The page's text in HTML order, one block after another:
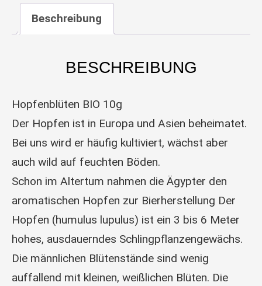
Beschreibung
BESCHREIBUNG
Hopfenblüten BIO 10g
Der Hopfen ist in Europa und Asien beheimatet.
Bei uns wird er häufig kultiviert, wächst aber
auch wild auf feuchten Böden.
Schon im Altertum nahmen die Ägypter den
aromatischen Hopfen zur Bierherstellung Der
Hopfen (humulus lupulus) ist ein 3 bis 6 Meter
hohes, ausdauerndes Schlingpflanzengewächs.
Die männlichen Blütenstände sind wenig
auffallend mit kleinen, weißlichen Blüten. Die